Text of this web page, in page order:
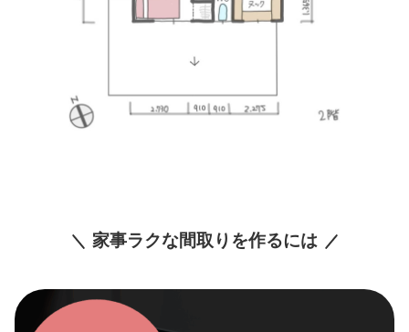
家事ラクな間取りを作るには